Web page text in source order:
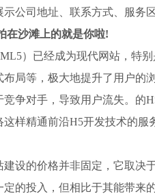
公司地址、联系方式、服务
在沙滩上的就是你啦!
）已经成为现代网站，特
局等，极大地提升了用户
争对手，导致用户流失。
样精通前沿H5开发技术的
设的价格并非固定，它取
的投入，但相比于其能带